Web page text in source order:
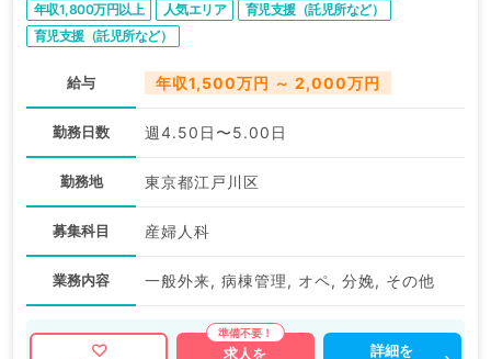
年収1,800万円以上 人気エリア
育児支援（託児所など）
育児支援（託児所など）
給与 年収1,500万円 ～ 2,000万円
勤務日数 週4.50日〜5.00日
勤務地 東京都江戸川区
募集科目 産婦人科
業務内容 一般外来, 病棟管理, オペ, 分娩, その他
求人を
詳細を